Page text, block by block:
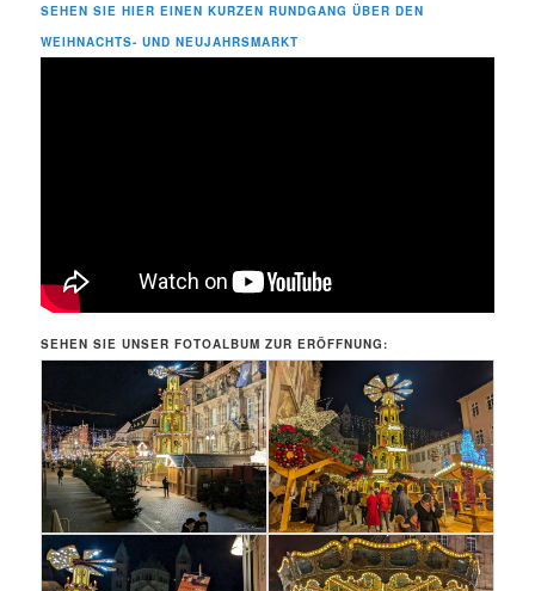
SEHEN SIE HIER EINEN KURZEN RUNDGANG ÜBER DEN
WEIHNACHTS- UND NEUJAHRSMARKT
SEHEN SIE UNSER FOTOALBUM ZUR ERÖFFNUNG: